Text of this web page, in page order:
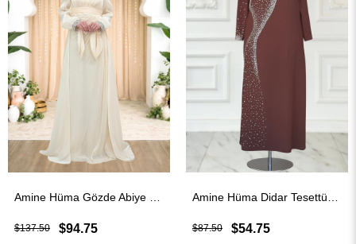
$94.75
$137.50 $54.75
$87.50